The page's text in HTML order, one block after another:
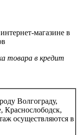
магазине в
товара в кредит
Волгограду,
Краснослободск,
осуществляются в